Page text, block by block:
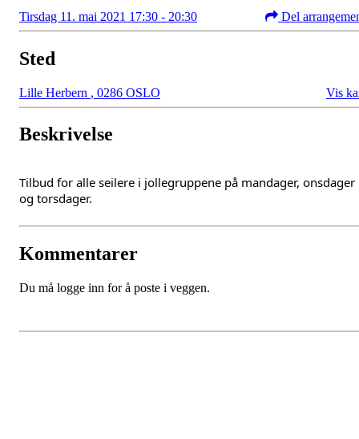
Tirsdag 11. mai 2021 17:30 - 20:30 Del
Sted
Lille Herbern , 0286 OSLO Vis
Beskrivelse
Tilbud for alle seilere i jollegruppene på mandager, onsdager
og torsdager.
Kommentarer
Du må logge inn for å poste i veggen.